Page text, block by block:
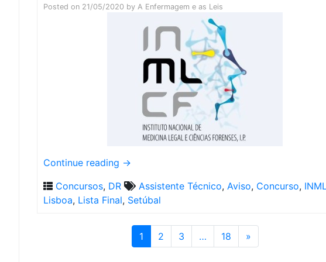
Posted on 21/05/2020 by A Enfermagem e as Leis
Continue reading →
Concursos, DR Assistente Técnico, Aviso, Concurso,
Lisboa, Lista Final, Setúbal
1 2 3 … 18 »